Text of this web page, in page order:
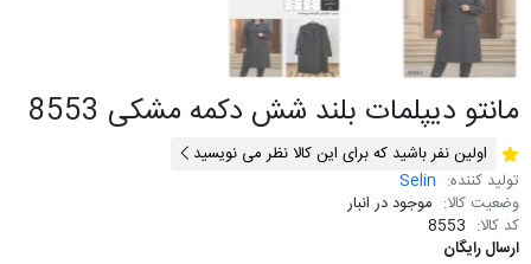
مانتو دیپلمات بلند شش دکمه مشکی 8553
اولین نفر باشید که برای این کالا نظر می نویسید
تولید کننده: Selin
وضعیت کالا: موجود در انبار
کد کالا: 8553
ارسال رایگان